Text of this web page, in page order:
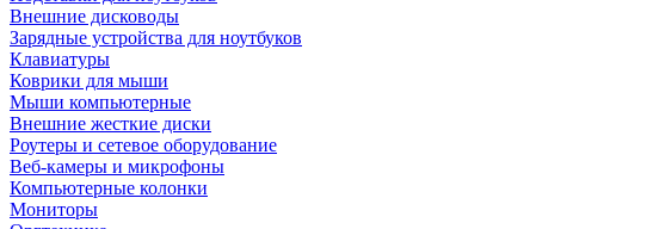
Внешние дисководы
Зарядные устройства для ноутбуков
Клавиатуры
Коврики для мыши
Мыши компьютерные
Внешние жесткие диски
Роутеры и сетевое оборудование
Веб-камеры и микрофоны
Компьютерные колонки
Мониторы